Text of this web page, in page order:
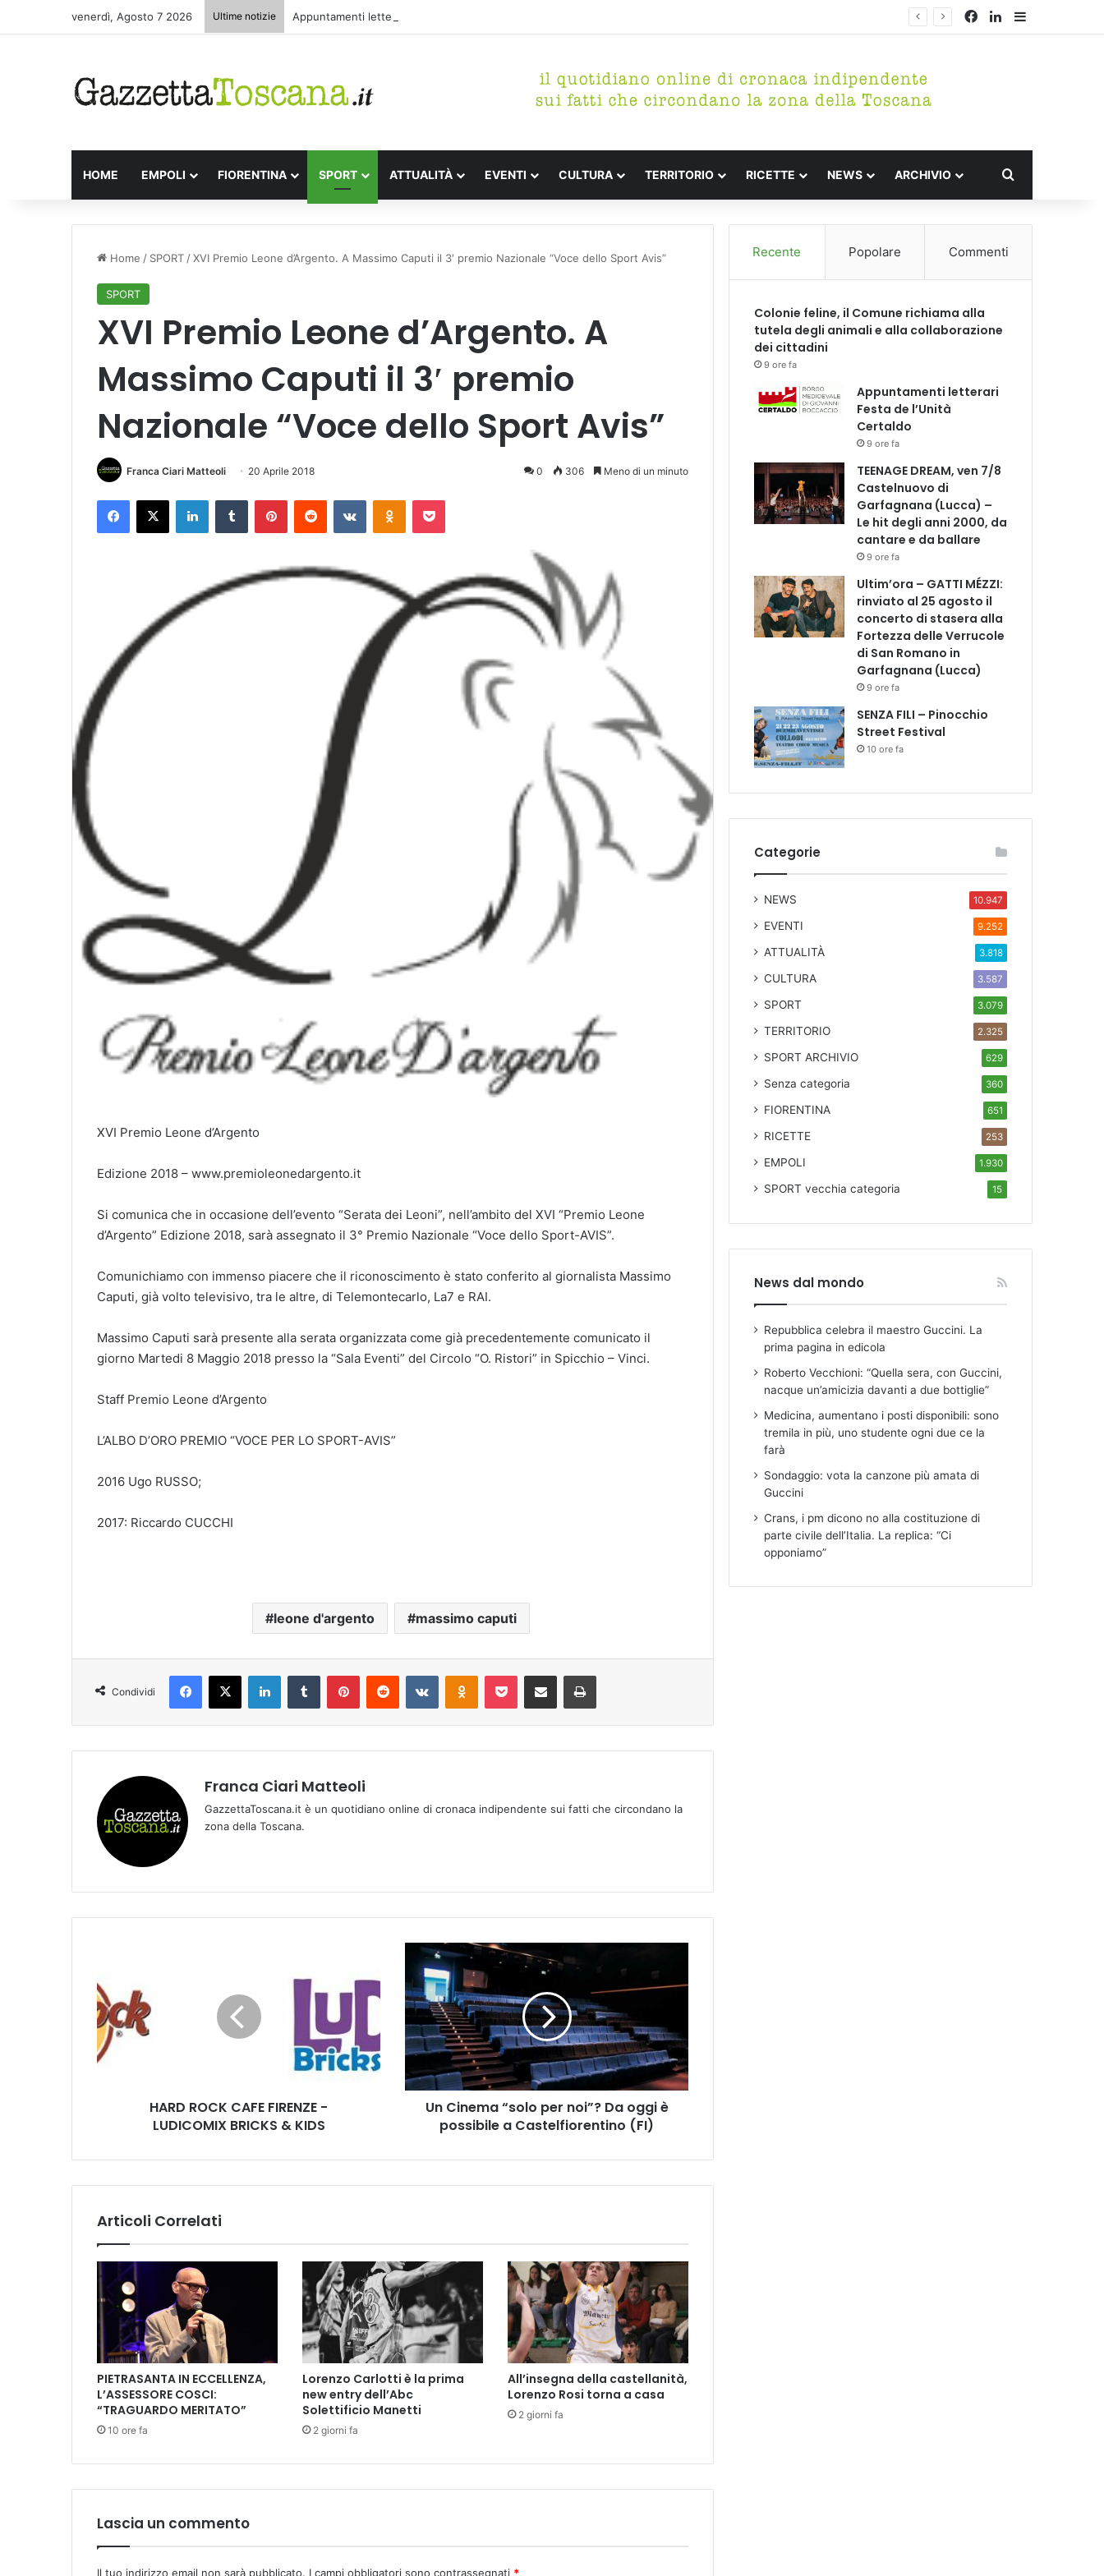
venerdì, Agosto 7 2026 Ultime notizie Appuntamenti letterari Festa de l’Unità Certaldo Facebook
LinkedIn
HOME EMPOLI FIORENTINA SPORT ATTUALITÀ EVENTI CULTURA TERRITORIO RICETTE NEWS ARCHIVIO
Home / SPORT /XVI Premio Leone d’Argento. A Massimo Caputi il 3′ premio Nazionale “Voce dello Sport Avis”
SPORT
XVI Premio Leone d’Argento. A
Massimo Caputi il 3′ premio
Nazionale “Voce dello Sport Avis”
Franca Ciari Matteoli 20 Aprile 2018 0 306 Meno di un minuto
XVI Premio Leone d’Argento
Edizione 2018 – www.premioleonedargento.it
Si comunica che in occasione dell’evento “Serata dei Leoni”, nell’ambito del XVI “Premio Leone
d’Argento” Edizione 2018, sarà assegnato il 3° Premio Nazionale “Voce dello Sport-AVIS”.
Comunichiamo con immenso piacere che il riconoscimento è stato conferito al giornalista Massimo
Caputi, già volto televisivo, tra le altre, di Telemontecarlo, La7 e RAI.
Massimo Caputi sarà presente alla serata organizzata come già precedentemente comunicato il
giorno Martedi 8 Maggio 2018 presso la “Sala Eventi” del Circolo “O. Ristori” in Spicchio – Vinci.
Staff Premio Leone d’Argento
L’ALBO D’ORO PREMIO “VOCE PER LO SPORT-AVIS”
2016 Ugo RUSSO;
2017: Riccardo CUCCHI
leone d'argento massimo caputi
Condividi
Franca Ciari Matteoli
GazzettaToscana.it è un quotidiano online di cronaca indipendente sui fatti che circondano la
zona della Toscana.
R
D
R
O
C
F
N
Z
E
-
L
I
C
O
M
X
R
K
&
K
HARD ROCK CAFE FIRENZE -
LUDICOMIX BRICKS & KIDS
C
i
e
m
a
“
o
o
i
”
D
a
o
g
g
i
è
s
e
Un Cinema “solo per noi”? Da oggi è
possibile a Castelfiorentino (FI)
Articoli Correlati
PIETRASANTA IN ECCELLENZA,
L’ASSESSORE COSCI:
“TRAGUARDO MERITATO”
10 ore fa
Lorenzo Carlotti è la prima
new entry dell’Abc
Solettificio Manetti
2 giorni fa
All’insegna della castellanità,
Lorenzo Rosi torna a casa
2 giorni fa
Lascia un commento
Il tuo indirizzo email non sarà pubblicato. I campi obbligatori sono contrassegnati *
Recente Popolare Commenti
Colonie feline, il Comune richiama alla
tutela degli animali e alla collaborazione
dei cittadini
9 ore fa
Appuntamenti letterari
Festa de l’Unità
Certaldo
9 ore fa
TEENAGE DREAM, ven 7/8
Castelnuovo di
Garfagnana (Lucca) –
Le hit degli anni 2000, da
cantare e da ballare
9 ore fa
Ultim’ora – GATTI MÉZZI:
rinviato al 25 agosto il
concerto di stasera alla
Fortezza delle Verrucole
di San Romano in
Garfagnana (Lucca)
9 ore fa
SENZA FILI – Pinocchio
Street Festival
10 ore fa
Categorie
NEWS 10.947
EVENTI 9.252
ATTUALITÀ 3.818
CULTURA 3.587
SPORT 3.079
TERRITORIO 2.325
SPORT ARCHIVIO 629
Senza categoria 360
FIORENTINA 651
RICETTE 253
EMPOLI 1.930
SPORTvecchia categoria 15
News dal mondo
Repubblica celebra il maestro Guccini. La
prima pagina in edicola
Roberto Vecchioni: “Quella sera, con Guccini,
nacque un’amicizia davanti a due bottiglie”
Medicina, aumentano i posti disponibili: sono
tremila in più, uno studente ogni due ce la
farà
Sondaggio: vota la canzone più amata di
Guccini
Crans, i pm dicono no alla costituzione di
parte civile dell’Italia. La replica: “Ci
opponiamo”